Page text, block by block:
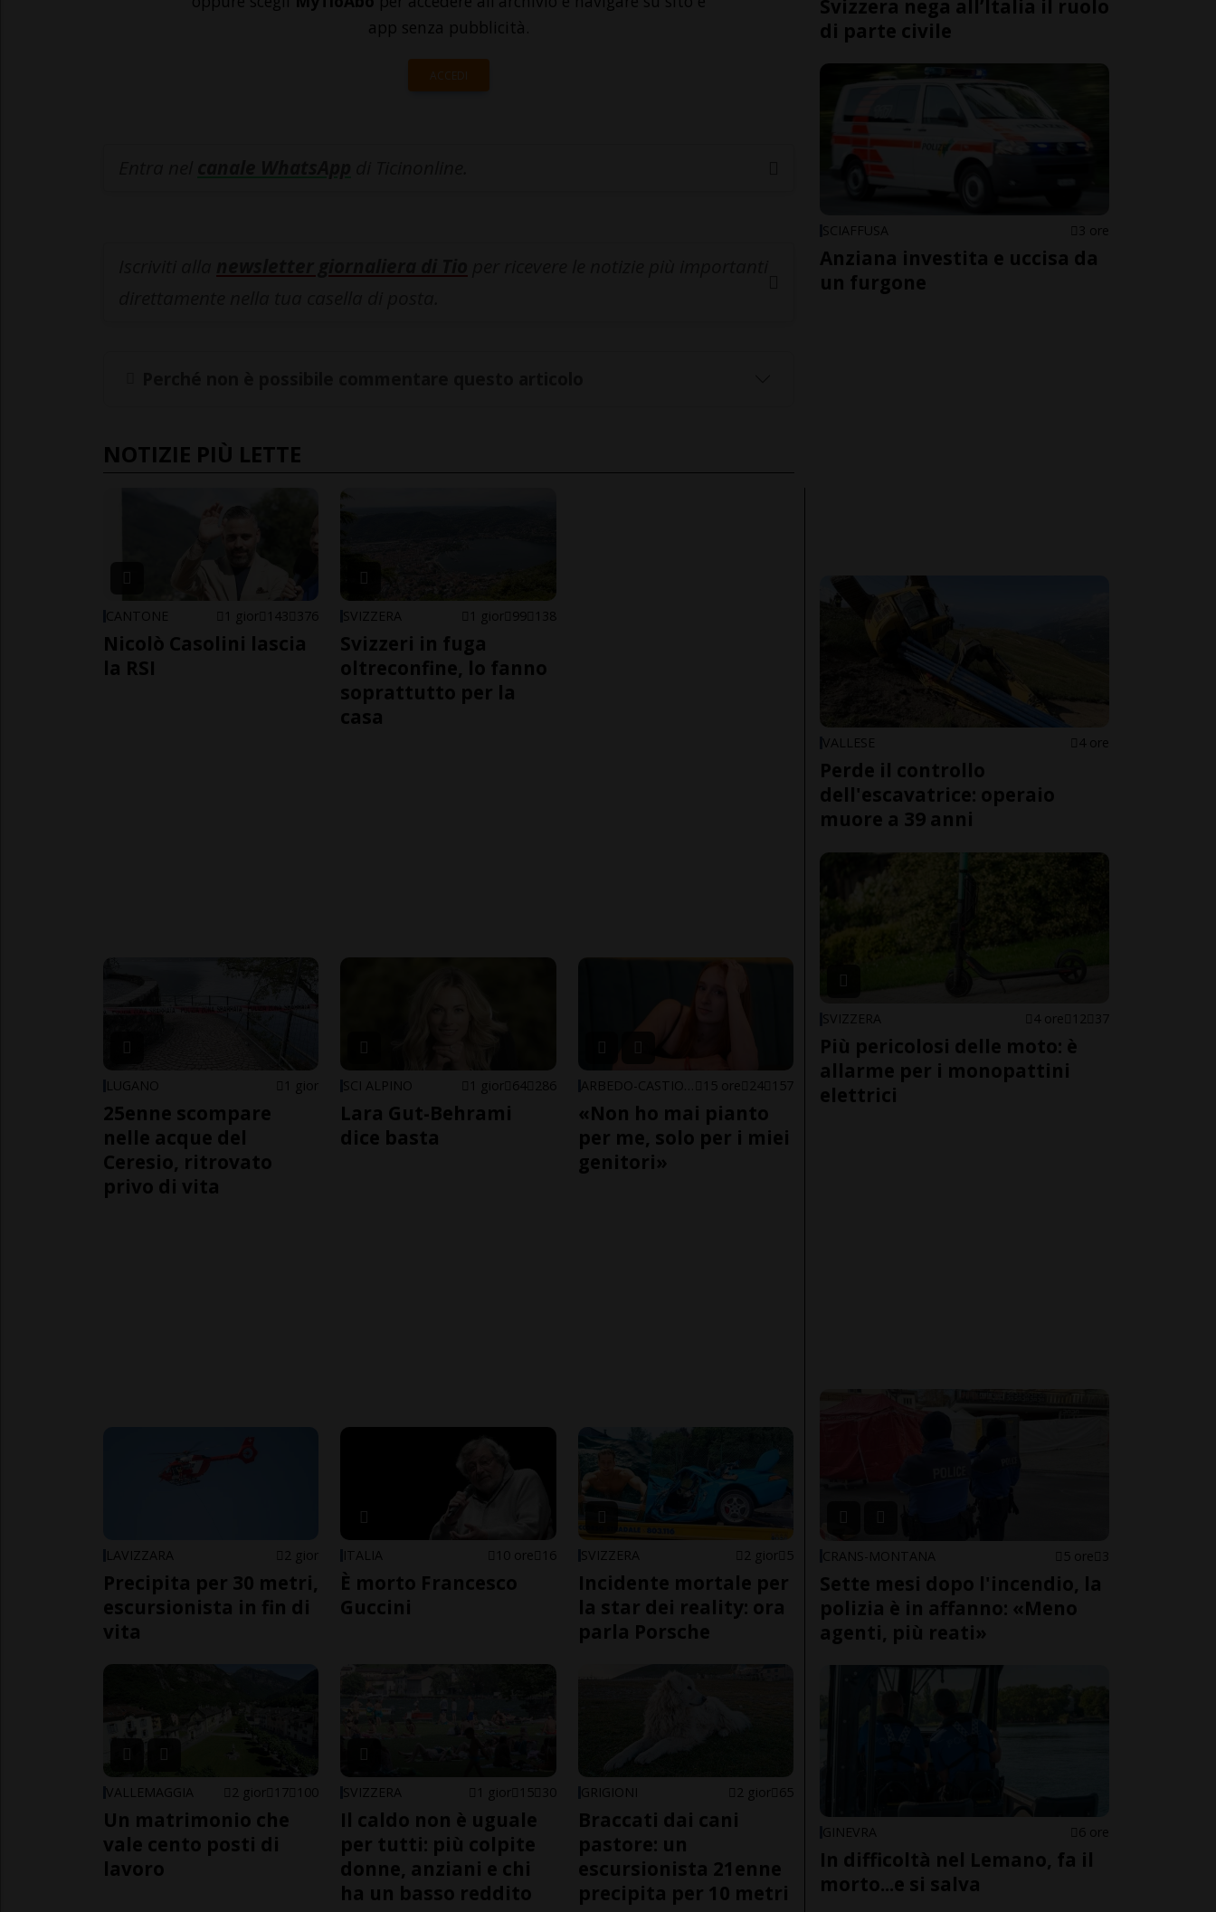
app senza pubblicità.
ACCEDI
NOTIZIE PIÙ LETTE
CANTONE 1 gior 143 376
Nicolò Casolini lascia
la RSI
SVIZZERA 1 gior 99 138
Svizzeri in fuga
oltreconfine, lo fanno
soprattutto per la
casa
LUGANO 1 gior
25enne scompare
nelle acque del
Ceresio, ritrovato
privo di vita
SCI ALPINO 1 gior 64 286
Lara Gut-Behrami
dice basta
15 ore 24 157
«Non ho mai pianto
per me, solo per i miei
genitori»
LAVIZZARA 2 gior
Precipita per 30 metri,
escursionista in fin di
vita
ITALIA 10 ore 16
È morto Francesco
Guccini
SVIZZERA 2 gior 5
Incidente mortale per
la star dei reality: ora
parla Porsche
VALLEMAGGIA 2 gior 17 100
Un matrimonio che
vale cento posti di
lavoro
SVIZZERA 1 gior 15 30
Il caldo non è uguale
per tutti: più colpite
donne, anziani e chi
ha un basso reddito
GRIGIONI 2 gior 65
Braccati dai cani
pastore: un
escursionista 21enne
precipita per 10 metri
Svizzera nega all’Italia il ruolo
di parte civile
SCIAFFUSA 3 ore
Anziana investita e uccisa da
un furgone
VALLESE 4 ore
Perde il controllo
dell'escavatrice: operaio
muore a 39 anni
SVIZZERA 4 ore 12 37
Più pericolosi delle moto: è
allarme per i monopattini
elettrici
CRANS-MONTANA 5 ore 3
Sette mesi dopo l'incendio, la
polizia è in affanno: «Meno
agenti, più reati»
GINEVRA 6 ore
In difficoltà nel Lemano, fa il
morto...e si salva